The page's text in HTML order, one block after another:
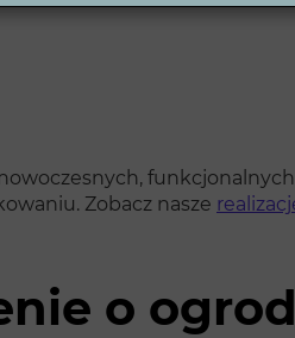
funkcjonalnych
Zobacz nasze
o